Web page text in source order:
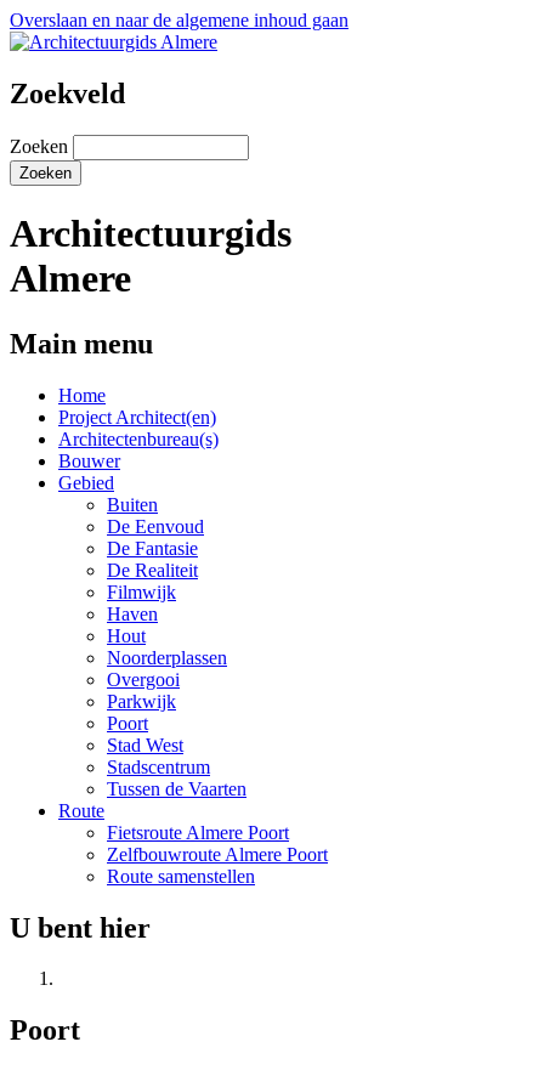
Overslaan en naar de algemene inhoud gaan
Zoekveld
Zoeken
Architectuurgids
Almere
Main menu
Home
Project Architect(en)
Architectenbureau(s)
Bouwer
Gebied
Buiten
De Eenvoud
De Fantasie
De Realiteit
Filmwijk
Haven
Hout
Noorderplassen
Overgooi
Parkwijk
Poort
Stad West
Stadscentrum
Tussen de Vaarten
Route
Fietsroute Almere Poort
Zelfbouwroute Almere Poort
Route samenstellen
U bent hier
Poort